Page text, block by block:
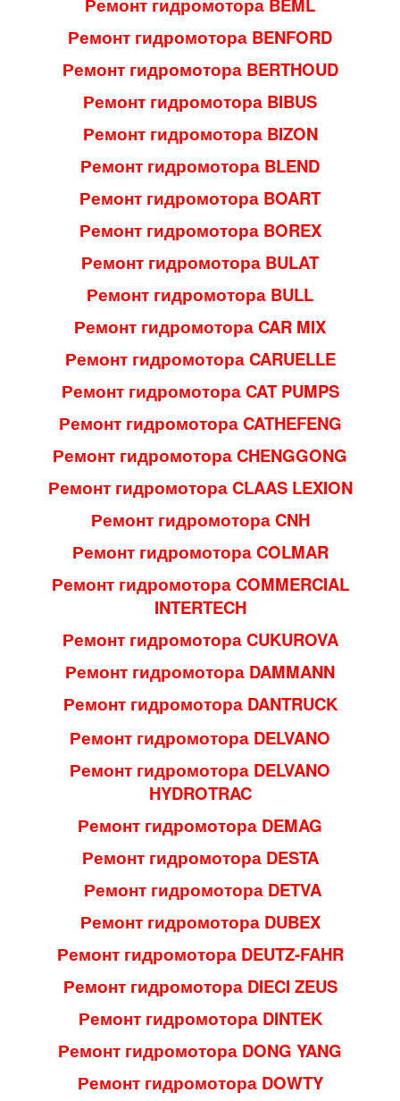
Ремонт гидромотора BENFORD
Ремонт гидромотора BERTHOUD
Ремонт гидромотора BIBUS
Ремонт гидромотора BIZON
Ремонт гидромотора BLEND
Ремонт гидромотора BOART
Ремонт гидромотора BOREX
Ремонт гидромотора BULAT
Ремонт гидромотора BULL
Ремонт гидромотора CAR MIX
Ремонт гидромотора CARUELLE
Ремонт гидромотора CAT PUMPS
Ремонт гидромотора CATHEFENG
Ремонт гидромотора CHENGGONG
Ремонт гидромотора CLAAS LEXION
Ремонт гидромотора CNH
Ремонт гидромотора COLMAR
Ремонт гидромотора COMMERCIAL
INTERTECH
Ремонт гидромотора CUKUROVA
Ремонт гидромотора DAMMANN
Ремонт гидромотора DANTRUCK
Ремонт гидромотора DELVANO
Ремонт гидромотора DELVANO
HYDROTRAC
Ремонт гидромотора DEMAG
Ремонт гидромотора DESTA
Ремонт гидромотора DETVA
Ремонт гидромотора DUBEX
Ремонт гидромотора DEUTZ-FAHR
Ремонт гидромотора DIECI ZEUS
Ремонт гидромотора DINTEK
Ремонт гидромотора DONG YANG
Ремонт гидромотора DOWTY